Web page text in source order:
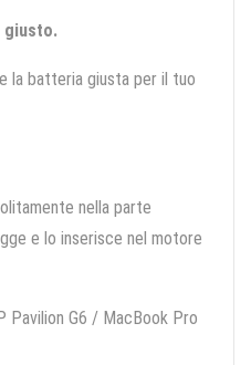
giusto.
la batteria giusta per il tuo
nella parte
e lo inserisce nel motore
Pavilion G6 / MacBook Pro